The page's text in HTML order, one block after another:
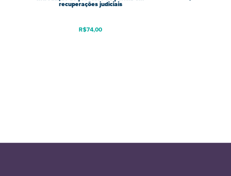
recuperações judiciais
R$74,00